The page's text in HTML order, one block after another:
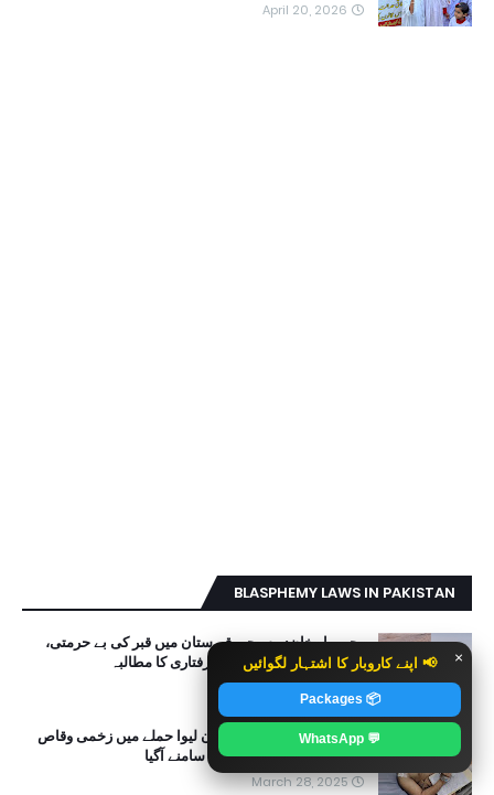
April 20, 2026
BLASPHEMY LAWS IN PAKISTAN
رحیم یار خان: مسیحی قبرستان میں قبر کی بے حرمتی،
صلیب توڑ دی گئی، فوری گرفتاری کا مطالبہ
March 06, 2026
مذہب تبدیل نہ کرنے پر جان لیوا حملے میں زخمی وقاص
مسیح کا ہاتھ سے لکھا بیان سامنے آگیا
March 28, 2025
× 📢 اپنے کاروبار کا اشتہار لگوائیں
📦 Packages
💬 WhatsApp